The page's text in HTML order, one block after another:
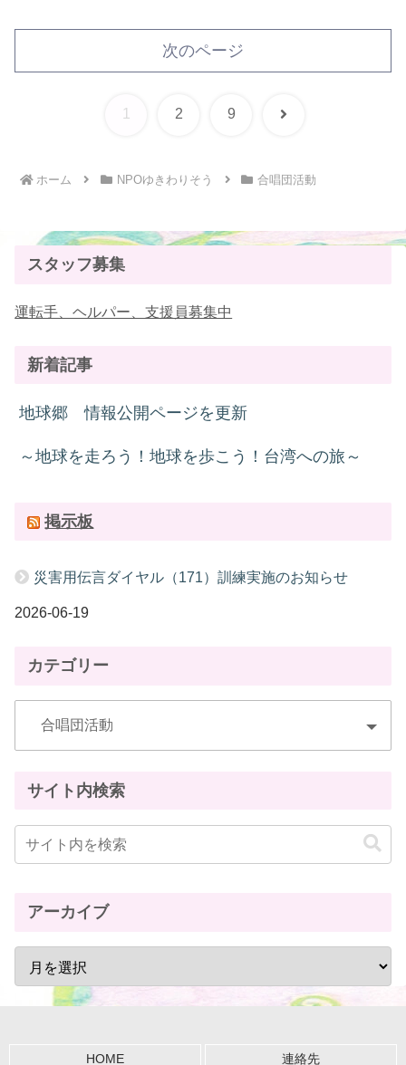
次のページ
1 2 9 次
ホーム NPOゆきわりそう 合唱団活動
スタッフ募集
運転手、ヘルパー、支援員募集中
新着記事
地球郷 情報公開ページを更新
～地球を走ろう！地球を歩こう！台湾への旅～
掲示板
災害用伝言ダイヤル（171）訓練実施のお知らせ
2026-06-19
カテゴリー
サイト内検索
アーカイブ
HOME 連絡先